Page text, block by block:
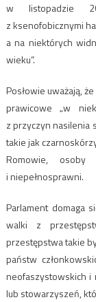
w listopadzie
z ksenofobicznymi
a na niektórych
wieku”.
Posłowie uważają,
prawicowe „w
z przyczyn nasilenia
takie jak
Romowie, osoby
i niepełnosprawni.
Parlament domaga
walki z
przestępstwa takie
państw
neofaszystowskich i
lub stowarzyszeń,